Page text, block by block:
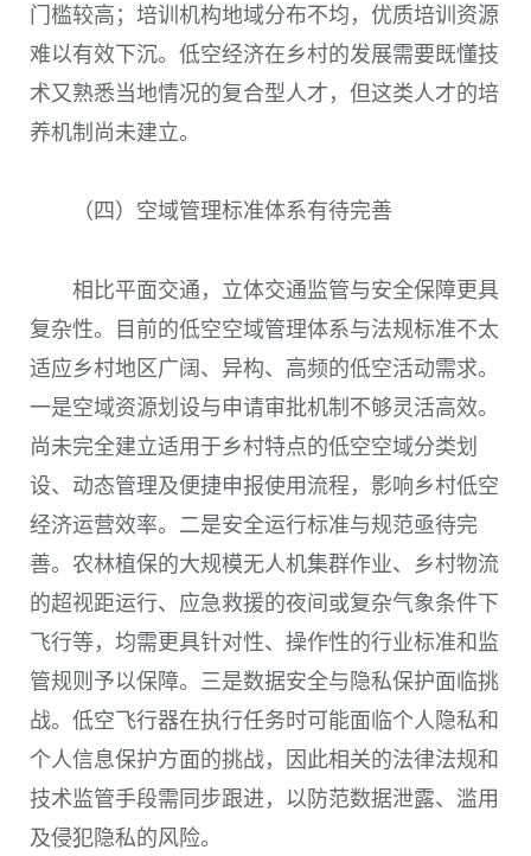
门槛较高；培训机构地域分布不均，优质培训资源
难以有效下沉。低空经济在乡村的发展需要既懂技
术又熟悉当地情况的复合型人才，但这类人才的培
养机制尚未建立。
（四）空域管理标准体系有待完善
相比平面交通，立体交通监管与安全保障更具
复杂性。目前的低空空域管理体系与法规标准不太
适应乡村地区广阔、异构、高频的低空活动需求。
一是空域资源划设与申请审批机制不够灵活高效。
尚未完全建立适用于乡村特点的低空空域分类划
设、动态管理及便捷申报使用流程，影响乡村低空
经济运营效率。二是安全运行标准与规范亟待完
善。农林植保的大规模无人机集群作业、乡村物流
的超视距运行、应急救援的夜间或复杂气象条件下
飞行等，均需更具针对性、操作性的行业标准和监
管规则予以保障。三是数据安全与隐私保护面临挑
战。低空飞行器在执行任务时可能面临个人隐私和
个人信息保护方面的挑战，因此相关的法律法规和
技术监管手段需同步跟进，以防范数据泄露、滥用
及侵犯隐私的风险。